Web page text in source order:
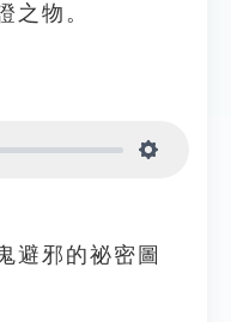
之物。
避邪的祕密圖